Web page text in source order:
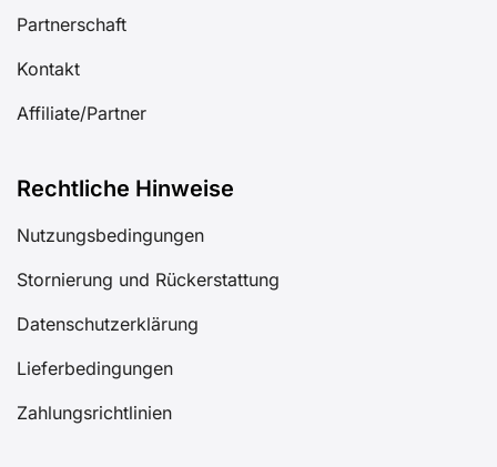
Partnerschaft
Kontakt
Affiliate/Partner
Rechtliche Hinweise
Nutzungsbedingungen
Stornierung und Rückerstattung
Datenschutzerklärung
Lieferbedingungen
Zahlungsrichtlinien